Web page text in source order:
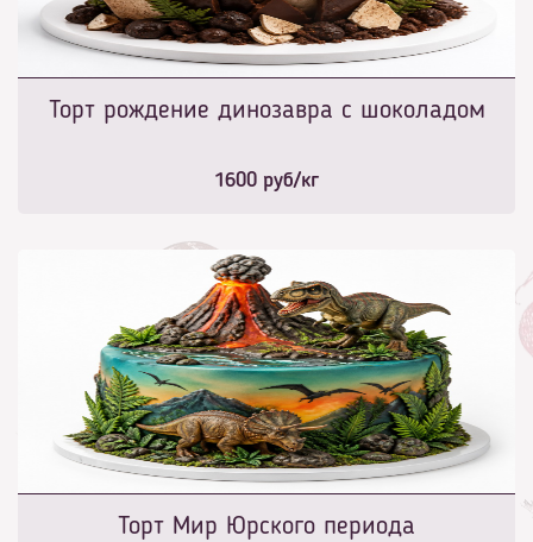
Торт рождение динозавра с шоколадом
1600 руб/кг
Торт Мир Юрского периода